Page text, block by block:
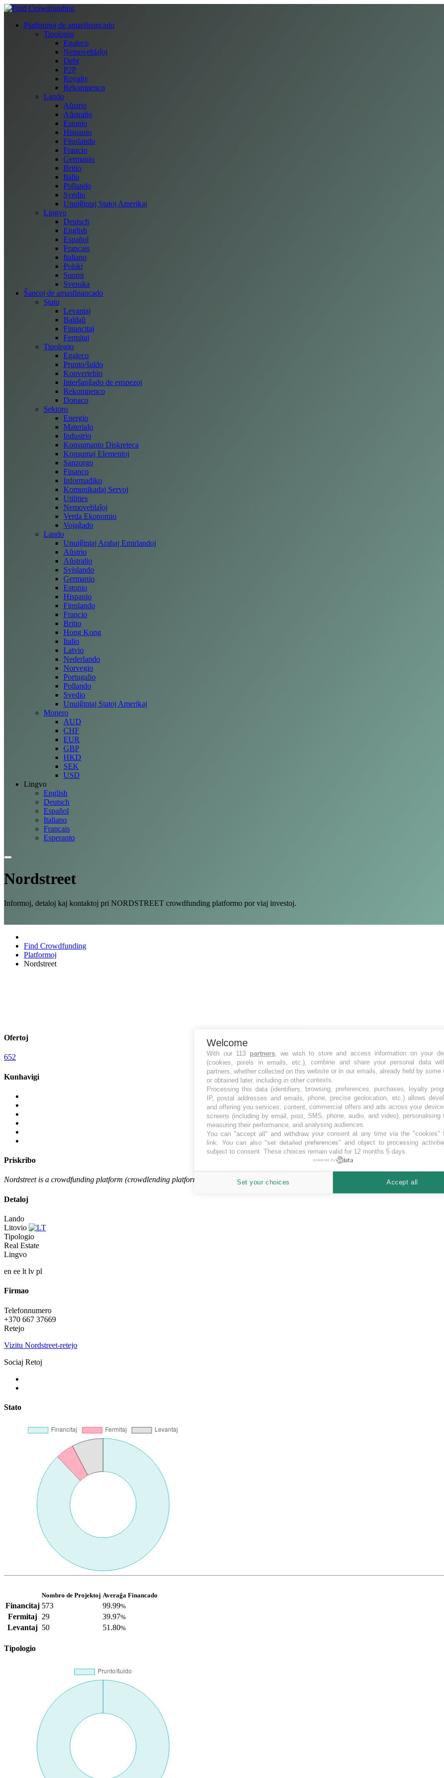
Platformoj de amasfinancado
Tipologio
Egaleco
Nemoveblaĵoj
Debt
P2P
Royalty
Rekompenco
Lando
Aŭstrio
Aŭstralio
Estonio
Hispanio
Finnlando
Francio
Germanio
Britio
Italio
Pollando
Svedio
Unuiĝintaj Statoj Amerikaj
Lingvo
Deutsch
English
Español
Français
Italiano
Polski
Suomi
Svenska
Ŝancoj de amasfinancado
Stato
Levantaj
Baldaŭ
Financitaj
Fermitaj
Tipologio
Egaleco
Prunto/ŝuldo
Konverteblo
Interŝanĝado de enspezoj
Rekompenco
Donaco
Sektoro
Energio
Materialo
Industrio
Konsumanto Diskreteca
Konsumaj Elementoj
Sanzorgo
Financo
Informadiko
Komunikadaj Servoj
Utilities
Nemoveblaĵoj
Verda Ekonomio
Vojaĝado
Lando
Unuiĝintaj Arabaj Emirlandoj
Aŭstrio
Aŭstralio
Svislando
Germanio
Estonio
Hispanio
Finnlando
Francio
Britio
Hong Kong
Italio
Latvio
Nederlando
Norvegio
Portugalio
Pollando
Svedio
Unuiĝintaj Statoj Amerikaj
Monero
AUD
CHF
EUR
GBP
HKD
SEK
USD
Lingvo
English
Deutsch
Español
Italiano
Français
Esperanto
Nordstreet
Informoj, detaloj kaj kontaktoj pri NORDSTREET crowdfunding platformo por viaj investoj.
Find Crowdfunding
Platformoj
Nordstreet
Ofertoj
652
Kunhavigi
Priskribo
Nordstreet is a crowdfunding platform (crowdlending platform) that helps expand investment and passive income opportunities without
Detaloj
Lando
Litovio
Tipologio
Real Estate
Lingvo
en ee lt lv pl
Firmao
Telefonnumero
+370 667 37669
Retejo
Vizitu Nordstreet-retejo
Sociaj Retoj
Stato
Nombro de Projektoj Averaĝa Financado
Financitaj 573 99.99%
Fermitaj 29 39.97%
Levantaj 50 51.80%
Tipologio
Welcome
With our 113 partners, we wish to store and access information on your
(cookies, pixels in emails, etc.), combine and share your personal data
partners, whether collected on this website or in our emails, already held by some
or obtained later, including in other contexts.
Processing this data (identifiers, browsing, preferences, purchases, loyalty
IP, postal addresses and emails, phone, precise geolocation, etc.) allows
and offering you services, content, commercial offers and ads across your
screens (including by email, post, SMS, phone, audio, and video), personalising
measuring their performance, and analysing audiences.
You can "accept all" and withdraw your consent at any time via the "cookies"
link. You can also "set detailed preferences" and object to processing
subject to consent. These choices remain valid for 12 months 5 days.
powered by
Set your choices Accept all